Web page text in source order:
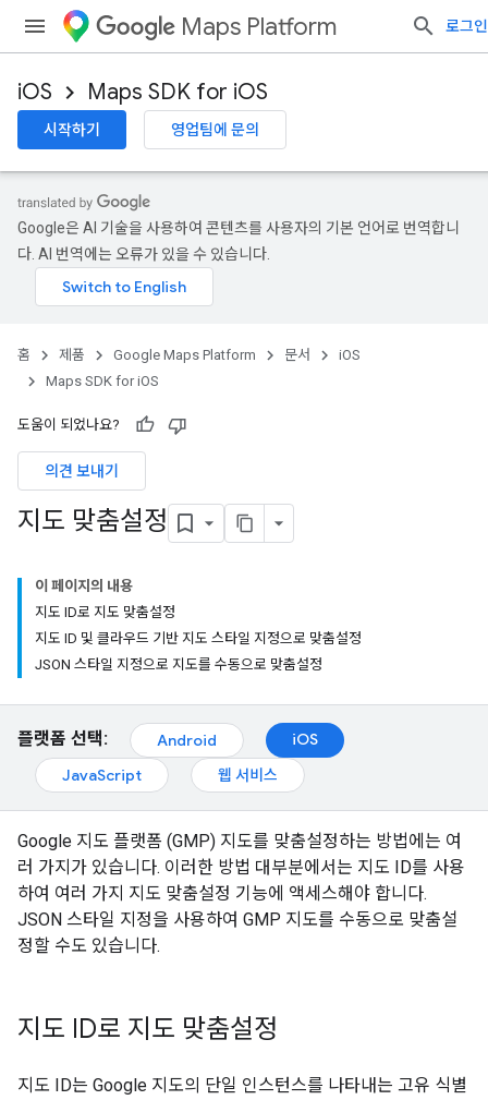
Maps Platform 로그인
iOS Maps SDK for iOS
시작하기 영업팀에 문의
Google은 AI 기술을 사용하여 콘텐츠를 사용자의 기본 언어로 번역합니
다. AI 번역에는 오류가 있을 수 있습니다.
홈 제품 Google Maps Platform 문서
iOS
Maps SDK for iOS
도움이 되었나요?
의견 보내기
지도 맞춤설정
이 페이지의 내용
지도 ID로 지도 맞춤설정
지도 ID 및 클라우드 기반 지도 스타일 지정으로 맞춤설정
JSON 스타일 지정으로 지도를 수동으로 맞춤설정
플랫폼 선택: Android
iOS
JavaScript
웹 서비스
Google 지도 플랫폼 (GMP) 지도를 맞춤설정하는 방법에는 여
러 가지가 있습니다. 이러한 방법 대부분에서는 지도 ID를 사용
하여 여러 가지 지도 맞춤설정 기능에 액세스해야 합니다.
JSON 스타일 지정을 사용하여 GMP 지도를 수동으로 맞춤설
정할 수도 있습니다.
지도 ID로 지도 맞춤설정
지도 ID는 Google 지도의 단일 인스턴스를 나타내는 고유 식별